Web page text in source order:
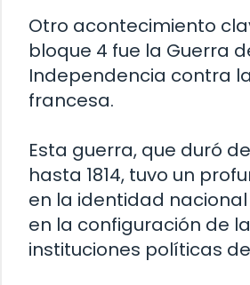
Otro acontecimiento
bloque 4 fue la Guerra
Independencia contra
francesa.
Esta guerra, que duró
hasta 1814, tuvo un
en la identidad
en la configuración de
instituciones políticas